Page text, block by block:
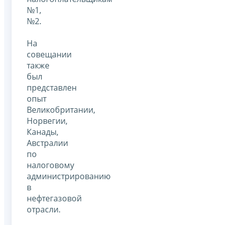
№1,
№2.
На
совещании
также
был
представлен
опыт
Великобритании,
Норвегии,
Канады,
Австралии
по
налоговому
администрированию
в
нефтегазовой
отрасли.